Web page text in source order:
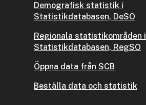
Demografisk statistik i
Statistikdatabasen, DeSO
Regionala statistikområden i
Statistikdatabasen, RegSO
Öppna data från SCB
Beställa data och statistik